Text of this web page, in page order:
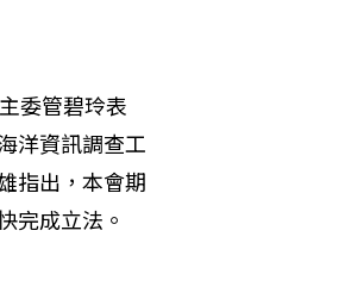
委管碧玲表
洋資訊調查工
指出，本會期
完成立法。